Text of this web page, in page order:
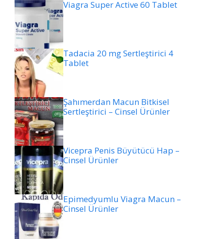
Viagra Super Active 60 Tablet
Tadacia 20 mg Sertleştirici 4
Tablet
Şahımerdan Macun Bitkisel
Sertleştirici – Cinsel Ürünler
Vicepra Penis Büyütücü Hap –
Cinsel Ürünler
Epimedyumlu Viagra Macun –
Cinsel Ürünler